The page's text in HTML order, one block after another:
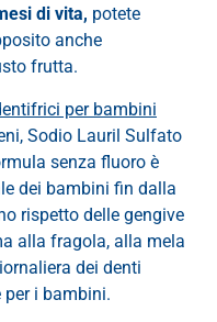
di vita, potete
anche
frutta.
per bambini
Sodio Lauril Sulfato
senza fluoro è
dei bambini fin dalla
rispetto delle gengive
alla fragola, alla mela
dei denti
per i bambini.